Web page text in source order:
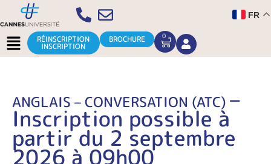
Aller
au
contenu
FR
Menu RÉINSCRIPTION
INSCRIPTION
BROCHURE 0
CART
ANGLAIS – CONVERSATION (ATC) –
Inscription possible à
partir du 2 septembre
2026 à 09h00